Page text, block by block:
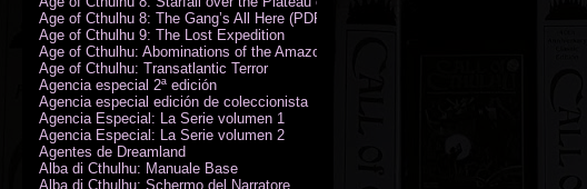
Age of Cthulhu 8: The Gang’s All Here (PDF)
Age of Cthulhu 9: The Lost Expedition
Age of Cthulhu: Abominations of the Amazon
Age of Cthulhu: Transatlantic Terror
Agencia especial 2ª edición
Agencia especial edición de coleccionista
Agencia Especial: La Serie volumen 1
Agencia Especial: La Serie volumen 2
Agentes de Dreamland
Alba di Cthulhu: Manuale Base
Alba di Cthulhu: Schermo del Narratore